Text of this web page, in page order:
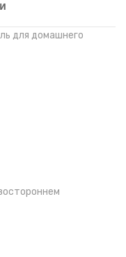
для домашнего